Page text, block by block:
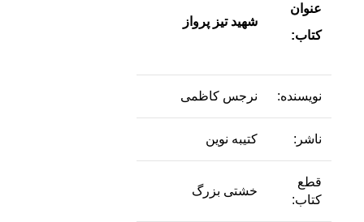
عنوان
کتاب:
شهید تیز پرواز
نویسنده: نرجس کاظمی
ناشر: کتیبه نوین
قطع
کتاب:
خشتی بزرگ